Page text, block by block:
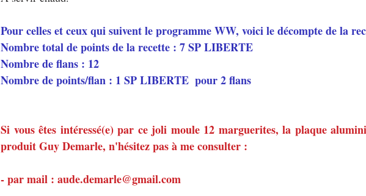
Pour celles et ceux qui suivent le programme WW, voici le décompte de la
Nombre total de points de la recette : 7 SP LIBERTE
Nombre de flans : 12
Nombre de points/flan : 1 SP LIBERTE  pour 2 flans
Si vous êtes intéressé(e) par ce joli moule 12 marguerites, la plaque
produit Guy Demarle, n'hésitez pas à me consulter :
- par mail : aude.demarle@gmail.com